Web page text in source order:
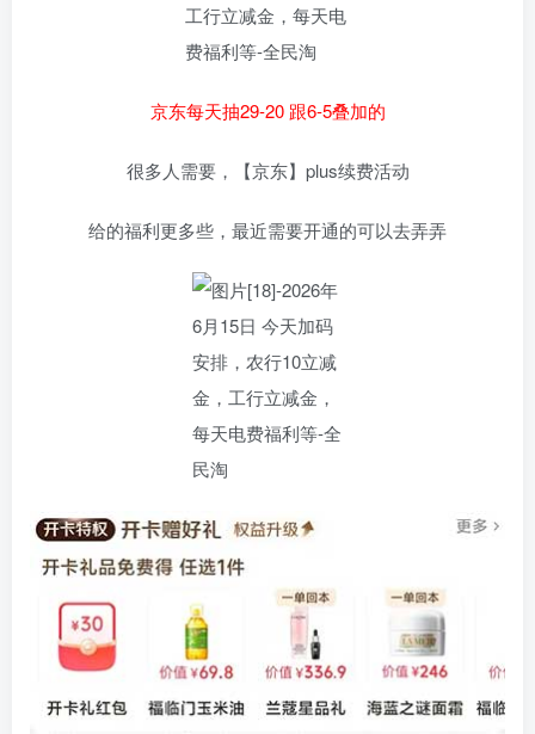
京东每天抽29-20 跟6-5叠加的
很多人需要，【京东】plus续费活动
给的福利更多些，最近需要开通的可以去弄弄